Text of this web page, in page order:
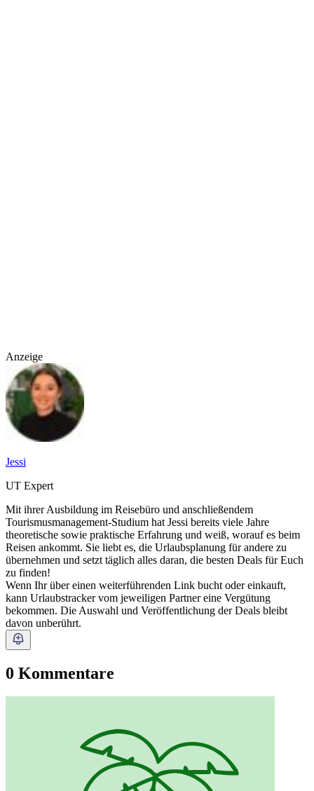
Anzeige
Jessi
UT Expert
Mit ihrer Ausbildung im Reisebüro und anschließendem
Tourismusmanagement-Studium hat Jessi bereits viele Jahre
theoretische sowie praktische Erfahrung und weiß, worauf es beim
Reisen ankommt. Sie liebt es, die Urlaubsplanung für andere zu
übernehmen und setzt täglich alles daran, die besten Deals für Euch
zu finden!
Wenn Ihr über einen weiterführenden Link bucht oder einkauft,
kann Urlaubstracker vom jeweiligen Partner eine Vergütung
bekommen. Die Auswahl und Veröffentlichung der Deals bleibt
davon unberührt.
0 Kommentare